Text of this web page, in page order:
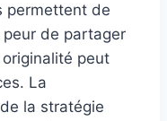
permettent de
de partager
peut
La
la stratégie